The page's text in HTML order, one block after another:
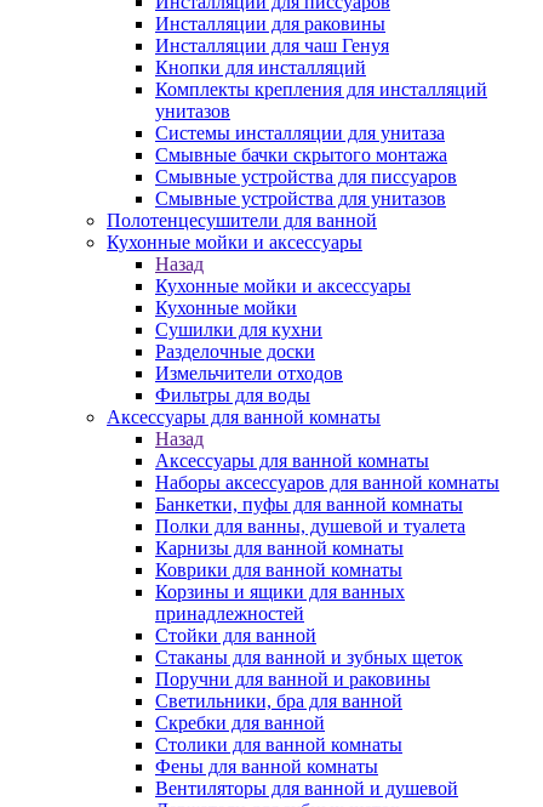
Инсталляции для раковины
Инсталляции для чаш Генуя
Кнопки для инсталляций
Комплекты крепления для инсталляций
унитазов
Системы инсталляции для унитаза
Смывные бачки скрытого монтажа
Смывные устройства для писсуаров
Смывные устройства для унитазов
Полотенцесушители для ванной
Кухонные мойки и аксессуары
Назад
Кухонные мойки и аксессуары
Кухонные мойки
Сушилки для кухни
Разделочные доски
Измельчители отходов
Фильтры для воды
Аксессуары для ванной комнаты
Назад
Аксессуары для ванной комнаты
Наборы аксессуаров для ванной комнаты
Банкетки, пуфы для ванной комнаты
Полки для ванны, душевой и туалета
Карнизы для ванной комнаты
Коврики для ванной комнаты
Корзины и ящики для ванных
принадлежностей
Стойки для ванной
Стаканы для ванной и зубных щеток
Поручни для ванной и раковины
Светильники, бра для ванной
Скребки для ванной
Столики для ванной комнаты
Фены для ванной комнаты
Вентиляторы для ванной и душевой